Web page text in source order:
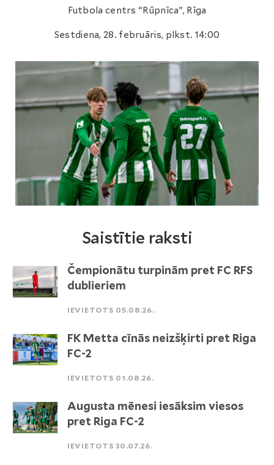
Futbola centrs “Rūpnīca”, Rīga
Sestdiena, 28. februāris, plkst. 14:00
Saistītie raksti
Čempionātu turpinām pret FC RFS
dublieriem
IEVIETOTS 05.08.26.
FK Metta cīnās neizšķirti pret Riga
FC-2
IEVIETOTS 01.08.26.
Augusta mēnesi iesāksim viesos
pret Riga FC-2
IEVIETOTS 30.07.26.